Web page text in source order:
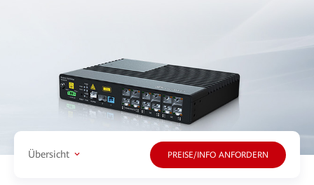
Übersicht PREISE/INFO ANFORDERN